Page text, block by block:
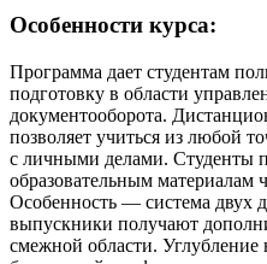
Особенности курса:
Программа дает студентам
подготовку в области
документооборота.
позволяет учиться из любой
с личными делами. Студенты
образовательным материалам
Особенность — система двух
выпускники получают
смежной области. Углубление